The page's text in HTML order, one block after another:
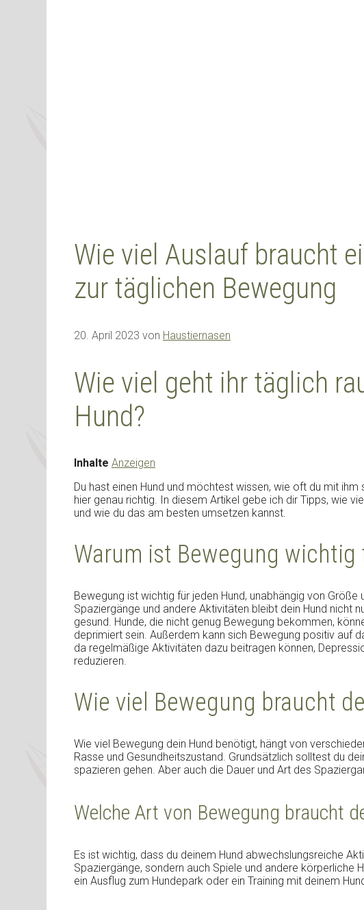
Wie viel Auslauf braucht
zur täglichen Bewegung
20. April 2023 von Haustiernasen
Wie viel geht ihr täglich
Hund?
Inhalte Anzeigen
Du hast einen Hund und möchtest wissen, wie oft du mit
hier genau richtig. In diesem Artikel gebe ich dir Tipps, wie
und wie du das am besten umsetzen kannst.
Warum ist Bewegung wichtig
Bewegung ist wichtig für jeden Hund, unabhängig von Größe
Spaziergänge und andere Aktivitäten bleibt dein Hund nicht
gesund. Hunde, die nicht genug Bewegung bekommen,
deprimiert sein. Außerdem kann sich Bewegung positiv auf
da regelmäßige Aktivitäten dazu beitragen können,
reduzieren.
Wie viel Bewegung braucht
Wie viel Bewegung dein Hund benötigt, hängt von
Rasse und Gesundheitszustand. Grundsätzlich solltest du
spazieren gehen. Aber auch die Dauer und Art des
Welche Art von Bewegung braucht
Es ist wichtig, dass du deinem Hund abwechslungsreiche
Spaziergänge, sondern auch Spiele und andere körperliche
ein Ausflug zum Hundepark oder ein Training mit deinem